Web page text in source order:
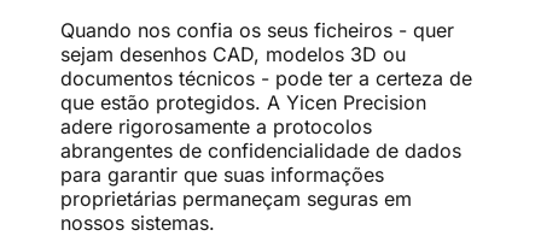
Quando nos confia os seus ficheiros - quer
sejam desenhos CAD, modelos 3D ou
documentos técnicos - pode ter a certeza de
que estão protegidos. A Yicen Precision
adere rigorosamente a protocolos
abrangentes de confidencialidade de dados
para garantir que suas informações
proprietárias permaneçam seguras em
nossos sistemas.